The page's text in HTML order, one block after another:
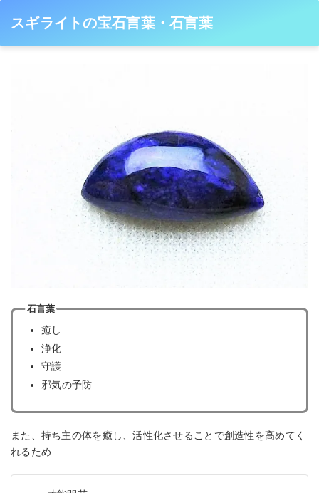
スギライトの宝石言葉・石言葉
石言葉
癒し
浄化
守護
邪気の予防
また、持ち主の体を癒し、活性化させることで創造性を高めてく
れるため